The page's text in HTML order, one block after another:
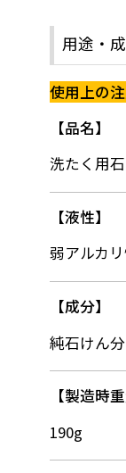
用途・
使用上の
品名
洗たく用
液性
弱アルカ
成分
純石けん
製造時
190g